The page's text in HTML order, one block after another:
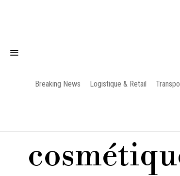
Breaking News Logistique & Retail